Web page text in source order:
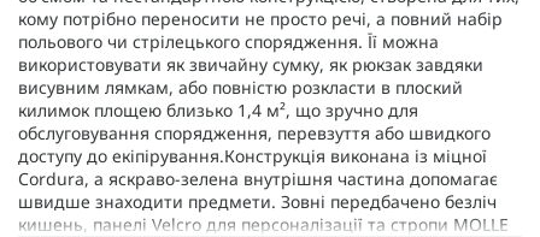
кому потрібно переносити не просто речі, а повний набір
польового чи стрілецького спорядження. Її можна
використовувати як звичайну сумку, як рюкзак завдяки
висувним лямкам, або повністю розкласти в плоский
килимок площею близько 1,4 м², що зручно для
обслуговування спорядження, перевзуття або швидкого
доступу до екіпірування.Конструкція виконана із міцної
Cordura, а яскраво-зелена внутрішня частина допомагає
швидше знаходити предмети. Зовні передбачено безліч
кишень, панелі Velcro для персоналізації та стропи MOLLE